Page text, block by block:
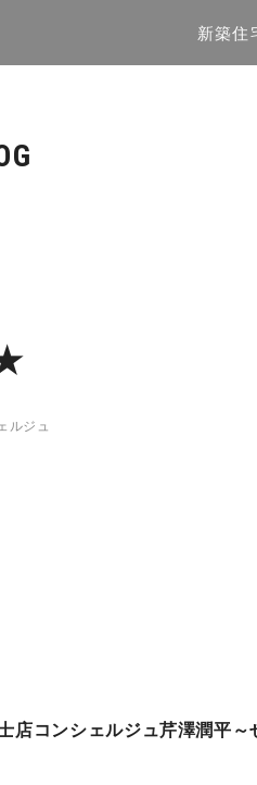
新築住
ルジュ
店コンシェルジュ芹澤潤平